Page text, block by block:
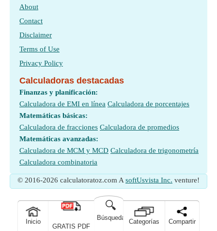
τ
About
Contact
Disclaimer
Terms of Use
Privacy Policy
Calculadoras destacadas
Finanzas y planificación:
Calculadora de EMI en línea Calculadora de porcentajes
Matemáticas básicas:
Calculadora de fracciones Calculadora de promedios
Matemáticas avanzadas:
Calculadora de MCM y MCD Calculadora de trigonometría
Calculadora combinatoria
© 2016-2026 calculatoratoz.com A softUsvista Inc. venture!
Inicio
GRATIS PDF
🔍
Búsqueda Categorías Compartir